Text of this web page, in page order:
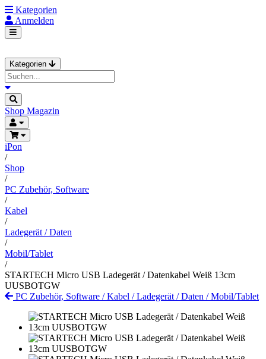
Kategorien
Anmelden
Kategorien
Shop Magazin
iPon
/
Shop
/
PC Zubehör, Software
/
Kabel
/
Ladegerät / Daten
/
Mobil/Tablet
/
STARTECH Micro USB Ladegerät / Datenkabel Weiß 13cm
UUSBOTGW
PC Zubehör, Software /Kabel /Ladegerät / Daten /Mobil/Tablet